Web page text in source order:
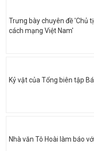
Trưng bày chuyên đề 'Chủ
cách mạng Việt Nam'
Kỷ vật của Tổng biên tập
Nhà văn Tô Hoài làm báo